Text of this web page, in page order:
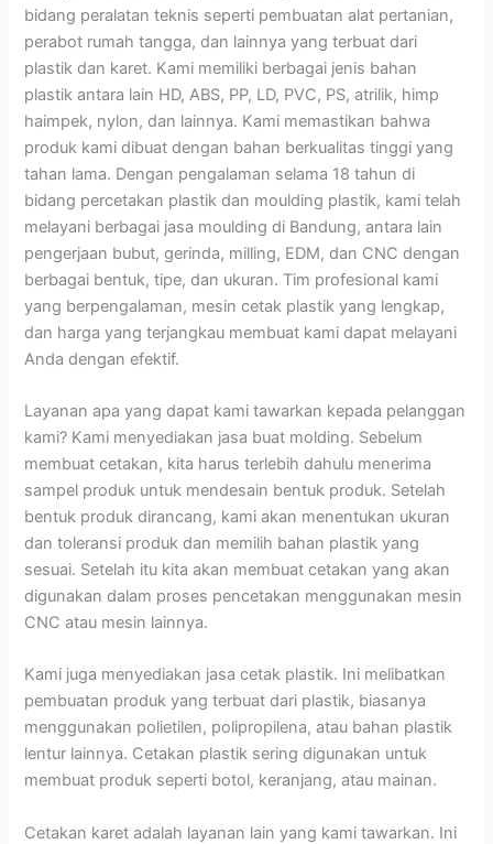
bidang peralatan teknis seperti pembuatan alat pertanian,
perabot rumah tangga, dan lainnya yang terbuat dari
plastik dan karet. Kami memiliki berbagai jenis bahan
plastik antara lain HD, ABS, PP, LD, PVC, PS, atrilik, himp
haimpek, nylon, dan lainnya. Kami memastikan bahwa
produk kami dibuat dengan bahan berkualitas tinggi yang
tahan lama. Dengan pengalaman selama 18 tahun di
bidang percetakan plastik dan moulding plastik, kami telah
melayani berbagai jasa moulding di Bandung, antara lain
pengerjaan bubut, gerinda, milling, EDM, dan CNC dengan
berbagai bentuk, tipe, dan ukuran. Tim profesional kami
yang berpengalaman, mesin cetak plastik yang lengkap,
dan harga yang terjangkau membuat kami dapat melayani
Anda dengan efektif.
Layanan apa yang dapat kami tawarkan kepada pelanggan
kami? Kami menyediakan jasa buat molding. Sebelum
membuat cetakan, kita harus terlebih dahulu menerima
sampel produk untuk mendesain bentuk produk. Setelah
bentuk produk dirancang, kami akan menentukan ukuran
dan toleransi produk dan memilih bahan plastik yang
sesuai. Setelah itu kita akan membuat cetakan yang akan
digunakan dalam proses pencetakan menggunakan mesin
CNC atau mesin lainnya.
Kami juga menyediakan jasa cetak plastik. Ini melibatkan
pembuatan produk yang terbuat dari plastik, biasanya
menggunakan polietilen, polipropilena, atau bahan plastik
lentur lainnya. Cetakan plastik sering digunakan untuk
membuat produk seperti botol, keranjang, atau mainan.
Cetakan karet adalah layanan lain yang kami tawarkan. Ini